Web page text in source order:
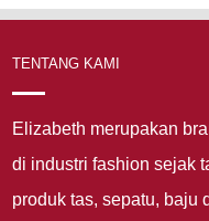
TENTANG KAMI
Elizabeth merupakan
di industri fashion sejak
produk tas, sepatu, baju